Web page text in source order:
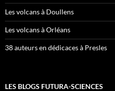
Les volcans à Doullens
Les volcans à Orléans
38 auteurs en dédicaces à Presles
LES BLOGS FUTURA-SCIENCES